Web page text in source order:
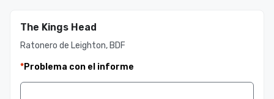
The Kings Head
Ratonero de Leighton, BDF
*Problema con el informe